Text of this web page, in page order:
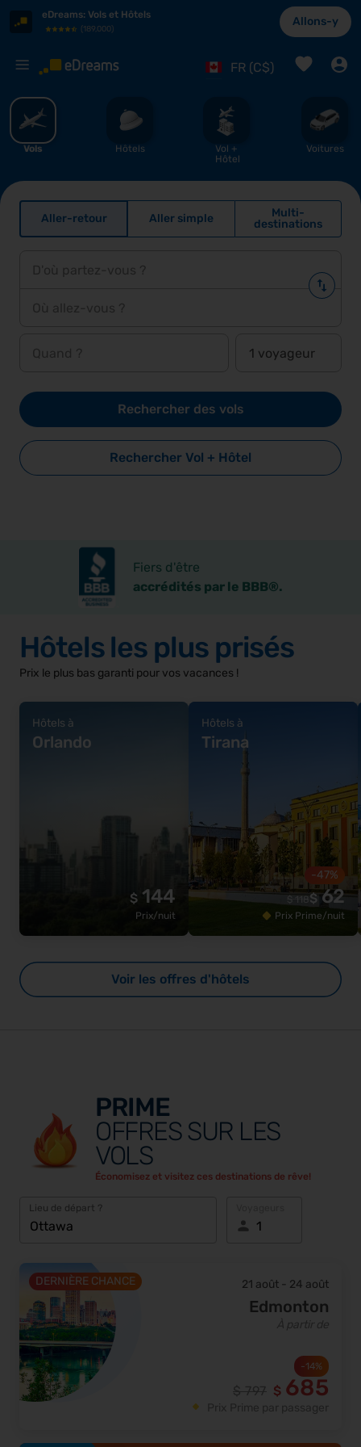
eDreams: Vols et Hôtels
(189,000)
Allons-y
FR (C$)
%
Vols Hôtels
Vol +
Hôtel
Voitures
Fiers d'être
accrédités par le BBB®.
Hôtels les plus prisés
Prix le plus bas garanti pour vos vacances !
Hôtels à
Orlando
$ 144
Prix/nuit
Hôtels à
Tirana
-47%
118$ 62
Prix Prime/nuit
Voir les offres d'hôtels
PRIME
OFFRES SUR LES
VOLS
Économisez et visitez ces destinations de rêve!
Lieu de départ ?
DERNIÈRE CHANCE 21 août - 24 août
Edmonton
-14%
$ 685
Aller-retour Aller simple
Multi-
destinations
Rechercher des vols
Rechercher Vol + Hôtel